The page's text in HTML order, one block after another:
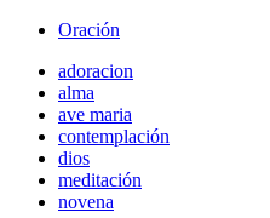
Oración
adoracion
alma
ave maria
contemplación
dios
meditación
novena